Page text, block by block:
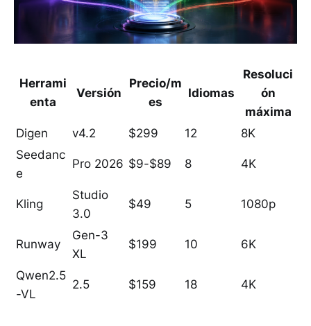
Herrami
enta
Versión
Precio/m
es
Idiomas
Resoluci
ón
máxima
Digen
v4.2 $299 12
8K
Seedanc
e
Pro 2026 $9-$89 8 4K
Kling
Studio
3.0
$49 5 1080p
Runway
Gen-3
XL
$199 10 6K
Qwen2.5
-VL
2.5 $159 18 4K